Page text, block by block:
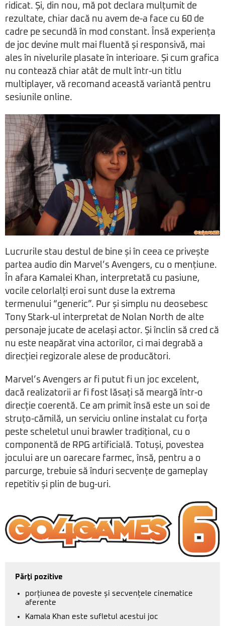
ridicat. Și, din nou, mă pot declara mulțumit de
rezultate, chiar dacă nu avem de-a face cu 60 de
cadre pe secundă în mod constant. Însă experiența
de joc devine mult mai fluentă și responsivă, mai
ales în nivelurile plasate în interioare. Și cum grafica
nu contează chiar atât de mult într-un titlu
multiplayer, vă recomand această variantă pentru
sesiunile online.
Lucrurile stau destul de bine și în ceea ce privește
partea audio din Marvel’s Avengers, cu o mențiune.
În afara Kamalei Khan, interpretată cu pasiune,
vocile celorlalți eroi sunt duse la extrema
termenului “generic”. Pur și simplu nu deosebesc
Tony Stark-ul interpretat de Nolan North de alte
personaje jucate de același actor. Și înclin să cred că
nu este neapărat vina actorilor, ci mai degrabă a
direcției regizorale alese de producători.
Marvel’s Avengers ar fi putut fi un joc excelent,
dacă realizatorii ar fi fost lăsați să meargă într-o
direcție coerentă. Ce am primit însă este un soi de
struțo-cămilă, un serviciu online instalat cu forța
peste scheletul unui brawler tradițional, cu o
componentă de RPG artificială. Totuși, povestea
jocului are un oarecare farmec, însă, pentru a o
parcurge, trebuie să înduri secvențe de gameplay
repetitiv și plin de bug-uri.
Părţi pozitive
porțiunea de poveste și secvențele cinematice
aferente
Kamala Khan este sufletul acestui joc